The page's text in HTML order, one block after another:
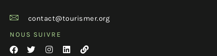
contact@tourismer.org
NOUS SUIVRE